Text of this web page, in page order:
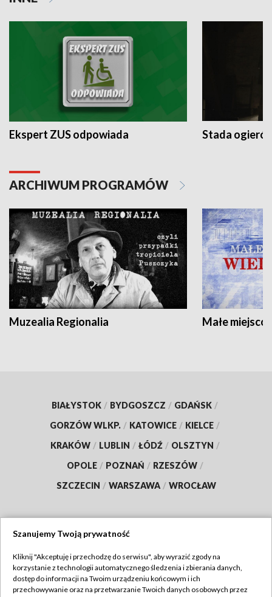
Ekspert ZUS odpowiada Stada
ARCHIWUM PROGRAMÓW
Muzealia Regionalia Małe
BIAŁYSTOK / BYDGOSZCZ / GDAŃSK /
GORZÓW WLKP. / KATOWICE / KIELCE /
KRAKÓW / LUBLIN / ŁÓDŹ / OLSZTYN /
OPOLE / POZNAŃ / RZESZÓW /
SZCZECIN / WARSZAWA / WROCŁAW
TVP
Abonament TVP
Regulamin TVP
Szanujemy Twoją prywatność
Kliknij "Akceptuję i przechodzę do serwisu", aby wyrazić zgody na
korzystanie z technologii automatycznego śledzenia i zbierania danych,
dostęp do informacji na Twoim urządzeniu końcowym i ich
przechowywanie oraz na przetwarzanie Twoich danych osobowych przez